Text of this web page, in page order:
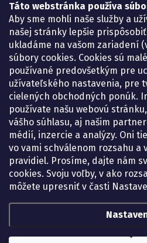
Táto webstránka používa
Aby sme mohli naše služby a
našej stránky lepšie
ukladáme na vašom zariadení
súbory cookies. Cookies sú
používané predovšetkým pre
užívateľského nastavenia, pre
cielených obchodných ponúk.
používate našu webovú
vášho súhlasu, aj našim
médií, inzercie a analýzy. Oni
vo vami schválenom rozsahu a
pravidiel. Prosíme, dajte nám
cookies. Svoju voľby, v ako
môžete upresniť v časti
Lekáreň ADONAI
Košice – Smetanova 2
Pondelok:
07.30 – 15.30 h.
Utorok:
07.30 – 16.00 h.
Streda:
07.30 – 16.00 h.
Štvrtok:
07.30 – 15.30 h.
Piatok:
07.30 – 15.30 h.
KONTAKT
eshop@lekarenadonai.sk
+421 948 203 203
Nájdete nás na Facebooku.
lekarenadonai/